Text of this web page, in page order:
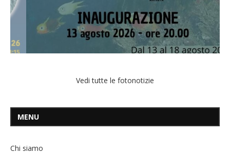
Vedi tutte le fotonotizie
MENU
Chi siamo